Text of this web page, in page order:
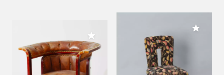
Meiner Sammlung hinzufügen
Meiner